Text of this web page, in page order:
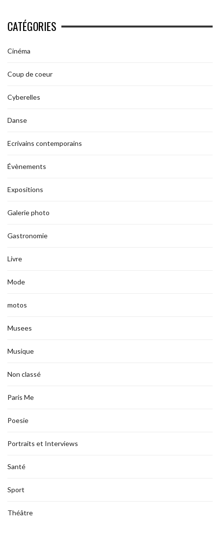
CATÉGORIES
Cinéma
Coup de coeur
Cyberelles
Danse
Ecrivains contemporains
Évènements
Expositions
Galerie photo
Gastronomie
Livre
Mode
motos
Musees
Musique
Non classé
Paris Me
Poesie
Portraits et Interviews
Santé
Sport
Théâtre